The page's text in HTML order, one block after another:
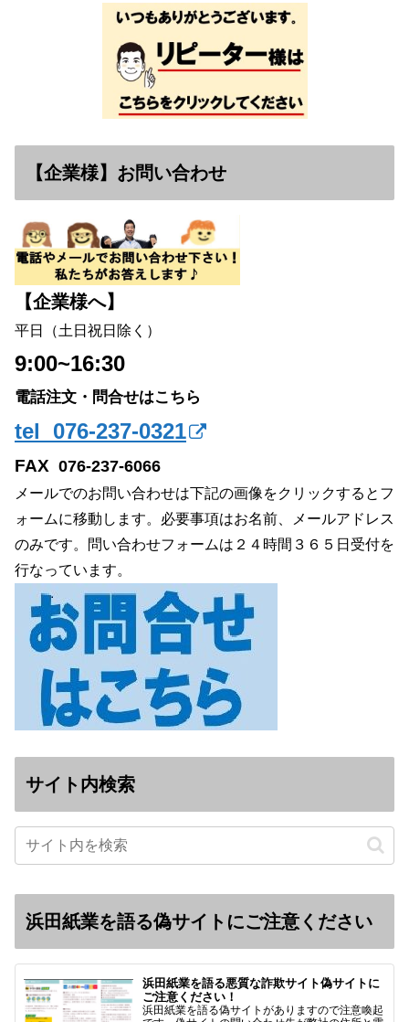
【企業様】お問い合わせ
【企業様へ】
平日（土日祝日除く）
9:00~16:30
電話注文・問合せはこちら
tel 076-237-0321
FAX 076-237-6066
メールでのお問い合わせは下記の画像をクリックするとフ
ォームに移動します。必要事項はお名前、メールアドレス
のみです。問い合わせフォームは２４時間３６５日受付を
行なっています。
サイト内検索
浜田紙業を語る偽サイトにご注意ください
浜田紙業を語る悪質な詐欺サイト偽サイトに
ご注意ください！
浜田紙業を語る偽サイトがありますので注意喚起